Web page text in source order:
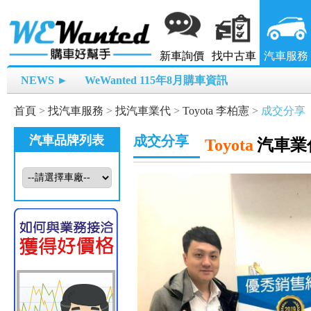
新車詢價 找中古車 汽車服務
NEWS ► WeWanted 115年8月購車資訊
首頁 > 找汽車服務 > 找汽車業代 > Toyota 李柏憲 > 成交分享
汽車品牌列表 成交分享 Toyota 汽車